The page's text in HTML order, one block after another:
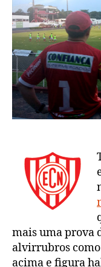
mais uma prova
alvirrubros
acima e figura